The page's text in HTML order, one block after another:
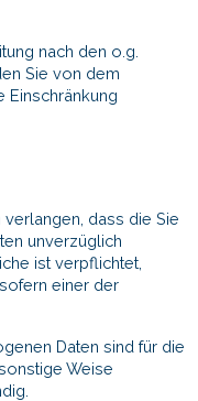
nach den o.g.
Sie von dem
Einschränkung
dass die Sie
unverzüglich
ist verpflichtet,
einer der
Daten sind für die
Weise